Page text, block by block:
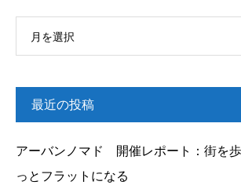
月を選択
最近の投稿
アーバンノマド 開催レポート：街を
っとフラットになる